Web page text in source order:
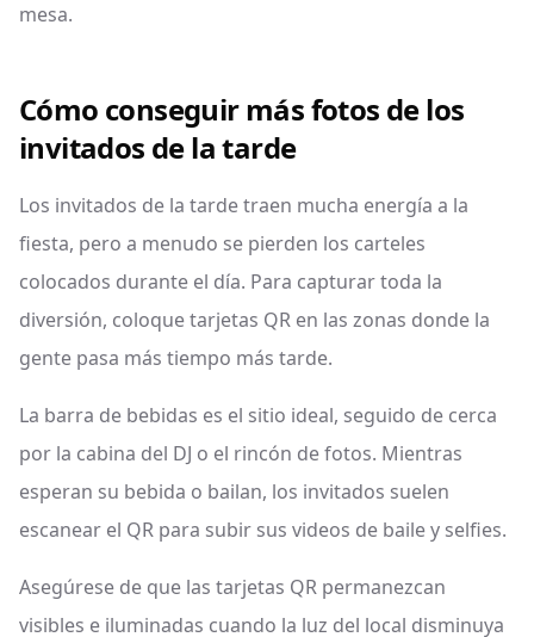
mesa.
Cómo conseguir más fotos de los
invitados de la tarde
Los invitados de la tarde traen mucha energía a la
fiesta, pero a menudo se pierden los carteles
colocados durante el día. Para capturar toda la
diversión, coloque tarjetas QR en las zonas donde la
gente pasa más tiempo más tarde.
La barra de bebidas es el sitio ideal, seguido de cerca
por la cabina del DJ o el rincón de fotos. Mientras
esperan su bebida o bailan, los invitados suelen
escanear el QR para subir sus videos de baile y selfies.
Asegúrese de que las tarjetas QR permanezcan
visibles e iluminadas cuando la luz del local disminuya